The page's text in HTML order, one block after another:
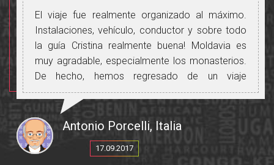
educación.
El viaje fue una sinfonía de historia, comida,
bebida, música y baile. Bailando con los gitanos
no menos. Te digo que fue fabuloso,
embriagador. Tenemos historia: un vertiginoso
sangrientas. De conquistas y anexiones, de
ejércitos arrasando el campo, violando,
saqueando y empalando. Escuchamos historias
coloridas sobre las tribus dacias, el Imperio
El viaje fue realmente organizado al máximo.
Instalaciones, vehículo, conductor y sobre todo
la guía Cristina realmente buena! Moldavia es
muy agradable, especialmente los monasterios.
De hecho, hemos regresado de un viaje
gastronómico un poco borrachos. Los vinos y la
cocina realmente buenos!
¡Gracias de nuevo!
Antonio Porcelli, Italia
17.09.2017